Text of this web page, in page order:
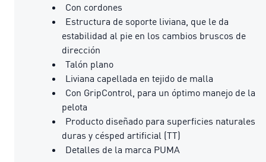
Con cordones
Estructura de soporte liviana, que le da
estabilidad al pie en los cambios bruscos de
dirección
Talón plano
Liviana capellada en tejido de malla
Con GripControl, para un óptimo manejo de la
pelota
Producto diseñado para superficies naturales
duras y césped artificial (TT)
Detalles de la marca PUMA